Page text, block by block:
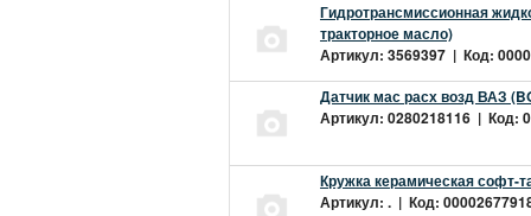
Гидротрансмиссионная
тракторное масло)
Артикул: 3569397 | Код:
Датчик мас расх возд ВАЗ
Артикул: 0280218116 | Код:
Кружка керамическая софт-
Артикул: . | Код: